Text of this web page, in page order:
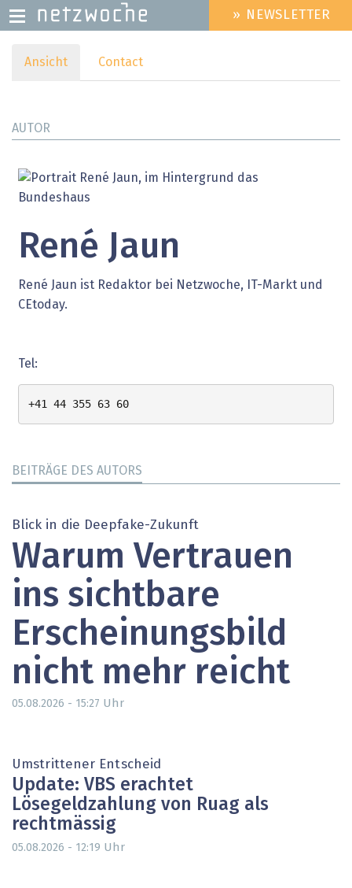
HEADER
MENU
» NEWSLETTER
Ansicht (aktiver
Reiter)
Contact
AUTOR
René Jaun
René Jaun ist Redaktor bei Netzwoche, IT-Markt und
CEtoday.
Tel:
+41 44 355 63 60
BEITRÄGE DES AUTORS
Blick in die Deepfake-Zukunft
Warum Vertrauen
ins sichtbare
Erscheinungsbild
nicht mehr reicht
05.08.2026 - 15:27 Uhr
Umstrittener Entscheid
Update: VBS erachtet
Lösegeldzahlung von Ruag als
rechtmässig
05.08.2026 - 12:19 Uhr